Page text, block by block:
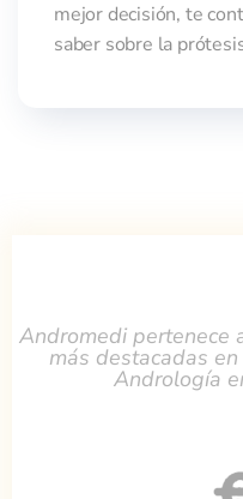
mejor decisión, te
saber sobre la
Andromedi pertenece
más destacadas
Andrología